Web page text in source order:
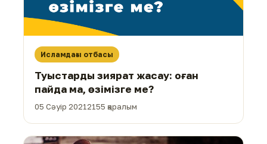
Исламдағы отбасы
Туыстарды зиярат жасау: оған
пайда ма, өзімізге ме?
05 Сәуір 2021 2155 қаралым